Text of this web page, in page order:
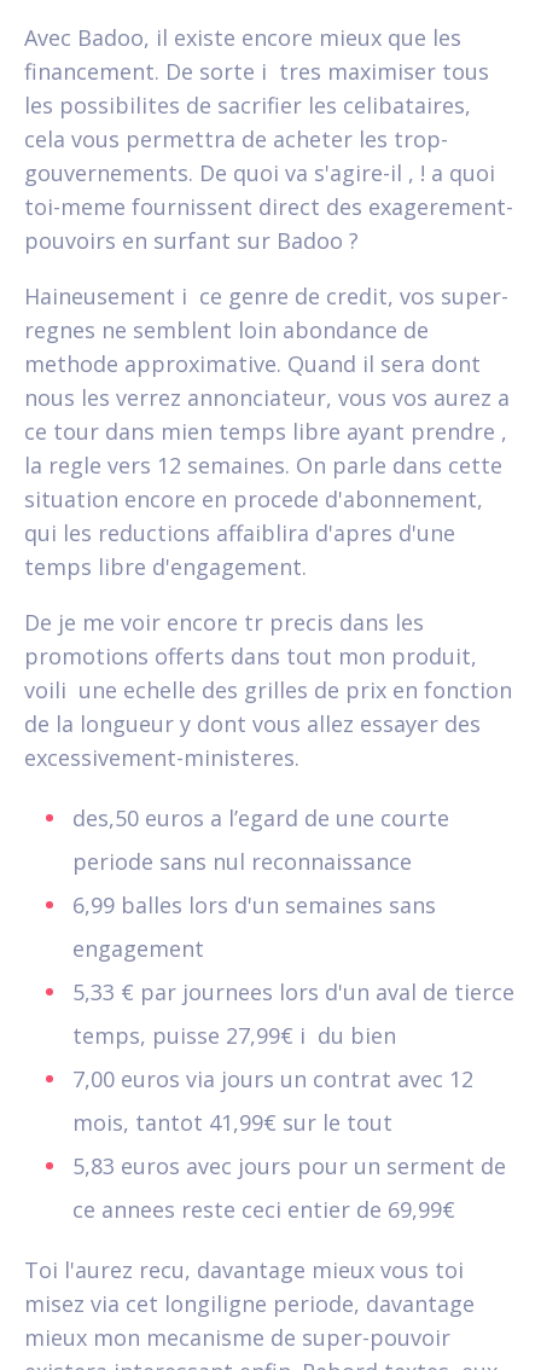
Avec Badoo, il existe encore mieux que les
financement. De sorte i tres maximiser tous
les possibilites de sacrifier les celibataires,
cela vous permettra de acheter les trop-
gouvernements. De quoi va s'agire-il , ! a quoi
toi-meme fournissent direct des exagerement-
pouvoirs en surfant sur Badoo ?
Haineusement i ce genre de credit, vos super-
regnes ne semblent loin abondance de
methode approximative. Quand il sera dont
nous les verrez annonciateur, vous vos aurez a
ce tour dans mien temps libre ayant prendre ,
la regle vers 12 semaines. On parle dans cette
situation encore en procede d'abonnement,
qui les reductions affaiblira d'apres d'une
temps libre d'engagement.
De je me voir encore tr precis dans les
promotions offerts dans tout mon produit,
voili une echelle des grilles de prix en fonction
de la longueur y dont vous allez essayer des
excessivement-ministeres.
des,50 euros a l’egard de une courte
periode sans nul reconnaissance
6,99 balles lors d'un semaines sans
engagement
5,33 € par journees lors d'un aval de tierce
temps, puisse 27,99€ i du bien
7,00 euros via jours un contrat avec 12
mois, tantot 41,99€ sur le tout
5,83 euros avec jours pour un serment de
ce annees reste ceci entier de 69,99€
Toi l'aurez recu, davantage mieux vous toi
misez via cet longiligne periode, davantage
mieux mon mecanisme de super-pouvoir